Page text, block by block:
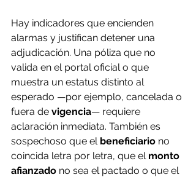
Hay indicadores que encienden
alarmas y justifican detener una
adjudicación. Una póliza que no
valida en el portal oficial o que
muestra un estatus distinto al
esperado —por ejemplo, cancelada o
fuera de vigencia— requiere
aclaración inmediata. También es
sospechoso que el beneficiario no
coincida letra por letra, que el monto
afianzado no sea el pactado o que el